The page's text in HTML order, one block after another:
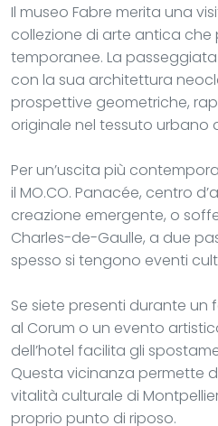
Il museo Fabre merita una
collezione di arte antica che
temporanee. La
con la sua architettura
prospettive geometriche,
originale nel tessuto urbano
Per un’uscita più
il MO.CO. Panacée, centro
creazione emergente, o
Charles-de-Gaulle, a due
spesso si tengono eventi
Se siete presenti durante
al Corum o un evento
dell’hotel facilita gli
Questa vicinanza permette
vitalità culturale di
proprio punto di riposo.